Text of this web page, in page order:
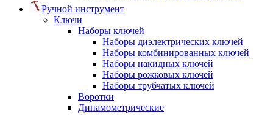
Ручной инструмент
Ключи
Наборы ключей
Наборы диэлектрических ключей
Наборы комбинированных ключей
Наборы накидных ключей
Наборы рожковых ключей
Наборы трубчатых ключей
Воротки
Динамометрические